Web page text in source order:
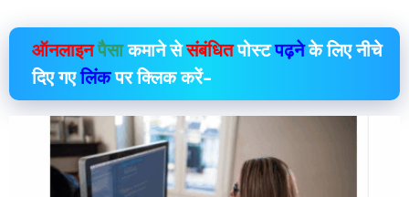
ऑनलाइनपैसाकमाने सेसंबंधितपोस्टपढ़नेके लिए नीचे
दिए गएलिंकपर क्लिक करें–